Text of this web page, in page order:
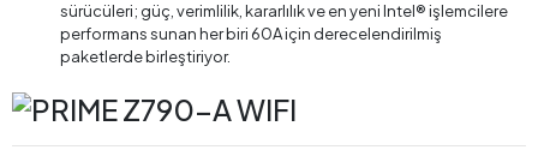
sürücüleri; güç, verimlilik, kararlılık ve en yeni Intel® işlemcilere
performans sunan her biri 60A için derecelendirilmiş
paketlerde birleştiriyor.